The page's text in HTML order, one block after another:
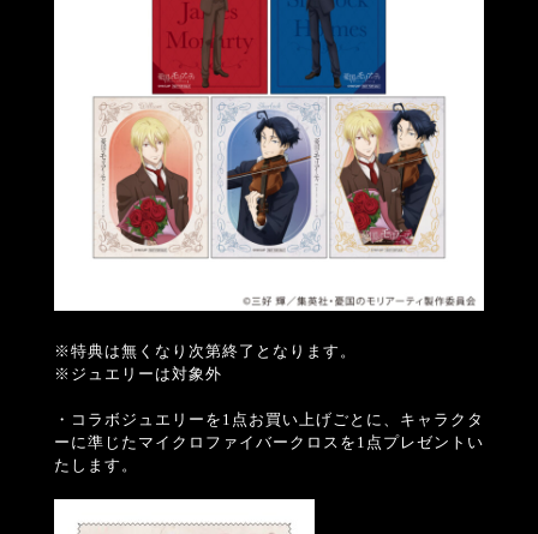
※特典は無くなり次第終了となります。
※ジュエリーは対象外
・コラボジュエリーを1点お買い上げごとに、キャラクタ
ーに準じたマイクロファイバークロスを1点プレゼントい
たします。